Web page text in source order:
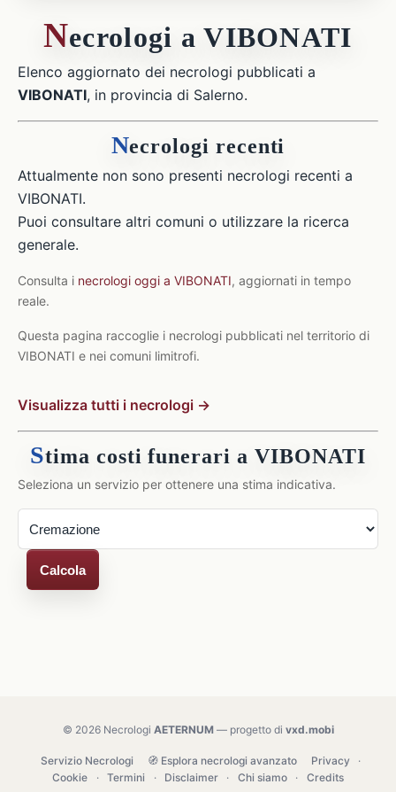
Necrologi a VIBONATI
Elenco aggiornato dei necrologi pubblicati a
VIBONATI, in provincia di Salerno.
Necrologi recenti
Attualmente non sono presenti necrologi recenti a
VIBONATI.
Puoi consultare altri comuni o utilizzare la ricerca
generale.
Consulta i necrologi oggi a VIBONATI, aggiornati in tempo
reale.
Questa pagina raccoglie i necrologi pubblicati nel territorio di
VIBONATI e nei comuni limitrofi.
Visualizza tutti i necrologi →
Stima costi funerari a VIBONATI
Seleziona un servizio per ottenere una stima indicativa.
Calcola
© 2026 Necrologi AETERNUM— progetto di vxd.mobi
Servizio Necrologi 🧭 Esplora necrologi avanzato Privacy
·
Cookie
· Termini · Disclaimer · Chi siamo · Credits